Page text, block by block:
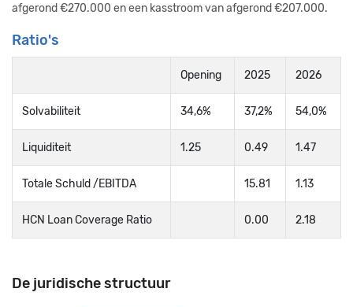
afgerond €270.000 en een kasstroom van afgerond €207.000.
Ratio's
Opening 2025 2026
Solvabiliteit 34,6% 37,2% 54,0%
Liquiditeit 1.25 0.49 1.47
Totale Schuld /EBITDA 15.81 1.13
HCN Loan Coverage Ratio 0.00 2.18
De juridische structuur